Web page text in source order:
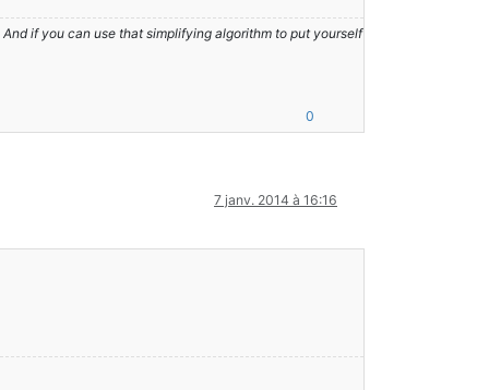
if you can use that simplifying algorithm to put yourself
0
7 janv. 2014 à 16:16